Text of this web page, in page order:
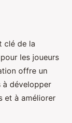
clé de la
les joueurs
offre un
à développer
et à améliorer